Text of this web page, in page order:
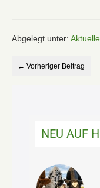
Abgelegt unter:
← Vorheriger Beitrag
NEU AUF